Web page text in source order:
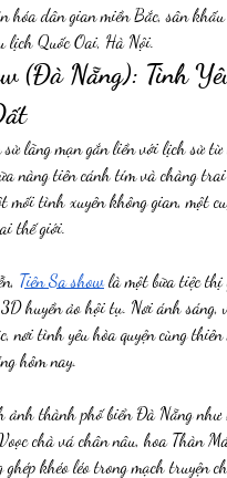
hóa dân gian miền Bắc, sân
lịch Quốc Oai, Hà Nội.
(Đà Nẵng): Tình
sử lãng mạn gắn liền với lịch sử
nàng tiên cánh tím và chàng
mối tình xuyên không gian, một
thế giới.
Tiên Sa show là một bữa tiệc thị
huyền ảo hội tụ. Nơi ánh
nơi tình yêu hòa quyện cùng
hôm nay.
ảnh thành phố biển Đà Nẵng
chà vá chân nâu, hoa Thàn
khéo léo trong mạch truyện